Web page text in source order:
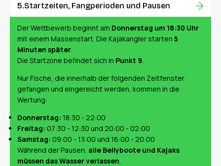
Startzeiten, Fangperioden und Pausen
Der Wettbewerb beginnt am Donnerstag um 18:30 Uhr
mit einem Massenstart. Die Kajakangler starten 5
Minuten später.
Die Startzone befindet sich in Punkt 9.
Nur Fische, die innerhalb der folgenden Zeitfenster
gefangen und eingereicht werden, kommen in die
Wertung:
Donnerstag: 18:30 - 22:00
Freitag: 07:30 - 12:30 und 20:00 - 02:00
Samstag: 09:00 - 13:00 und 16:00 - 20:00
Während der Pausen, alle Bellyboote und Kajaks
müssen das Wasser verlassen.